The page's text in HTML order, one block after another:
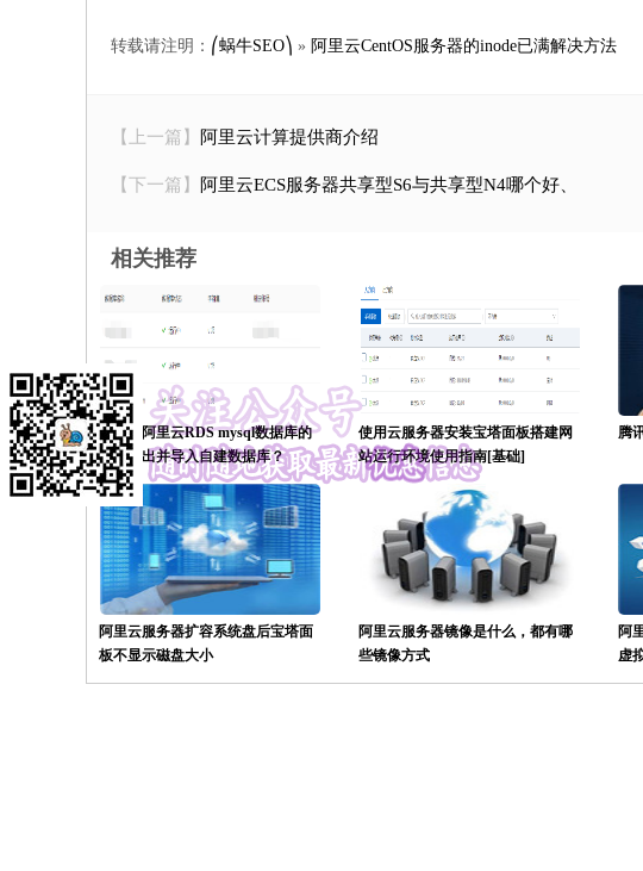
转载请注明： ⎛蜗牛SEO⎞ » 阿里云CentOS服务器的inode已满解决方法
【上一篇】 阿里云计算提供商介绍
【下一篇】 阿里云ECS服务器共享型S6与共享型N4哪个好、
相关推荐
如何把阿里云RDS mysql数据库的
数据导出并导入自建数据库？
使用云服务器安装宝塔面板搭建网
站运行环境使用指南[基础]
腾
阿里云服务器扩容系统盘后宝塔面
板不显示磁盘大小
阿里云服务器镜像是什么，都有哪
些镜像方式
阿
虚